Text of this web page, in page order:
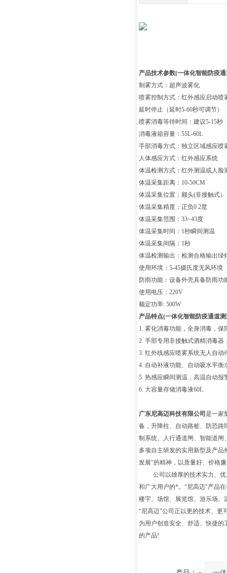
产品技术参数(一体化智能防疫
制雾方式：超声波雾化
喷雾控制方式：红外感应启动喷
延时停止（延时5-60秒可调节）
喷雾消毒等待时间：建议5-15秒
消毒液箱容量：55L-60L
手部消毒方式：独立区域感应喷
人体感应方式：红外感应系统
体温检测方式：红外测温或人脸
体温采集距离：10-50CM
体温采集位置：额头(非接触式）
体温采集精度：正负0.2度
体温采集范围：33~43度
体温采集时间：1秒瞬间测温
体温采集间隔：1秒
体温检测输出：检测合格输出绿
使用环境：5-45摄氏度无风环境
防雨功能：设备外壳具备防雨
使用电压：220V
额定功率: 500W
产品特点(一体化智能防疫通道
1. 雾化消毒功能，全身消毒，保
2. 手部专用非接触式酒精消毒器
3. 红外线感应喷雾系统无人自动
4. 自动补液功能、自动吸水平衡
5. 热感应瞬间测温，高温自动报
6. 大容量存储消毒液60L
广东尼高迈科技有限公司 是一家
备，升降柱、自动路桩、防恐路
制系统、人行通道闸、智能道闸
多项自主研发的实用新型及产品
发展"的精神，以质量好、价格
公司以雄厚的技术实力、
和广大用户的*。“尼高迈"产品
楼宇、场馆、展览馆、游乐场、
“尼高迈"公司正以更的技术、更
为用户创造安全、舒适、快捷
的产品!